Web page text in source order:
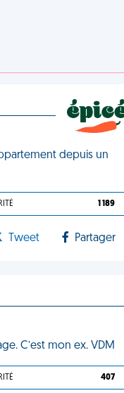
depuis un
1 189
Tweet Partager
C’est mon ex. VDM
407